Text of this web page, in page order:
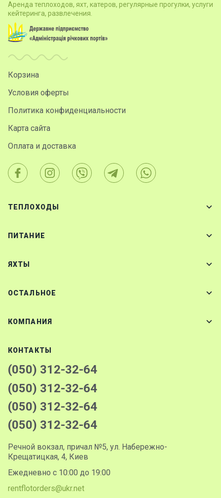
Аренда теплоходов, яхт, катеров, регулярные прогулки, услуги
кейтеринга, развлечения.
Корзина
Условия оферты
Политика конфиденциальности
Карта сайта
Оплата и доставка
ТЕПЛОХОДЫ
ПИТАНИЕ
ЯХТЫ
ОСТАЛЬНОЕ
КОМПАНИЯ
КОНТАКТЫ
(050) 312-32-64
(050) 312-32-64
(050) 312-32-64
(050) 312-32-64
Речной вокзал, причал №5, ул. Набережно-
Крещатицкая, 4, Киев
Ежедневно с 10:00 до 19:00
rentflotorders@ukr.net